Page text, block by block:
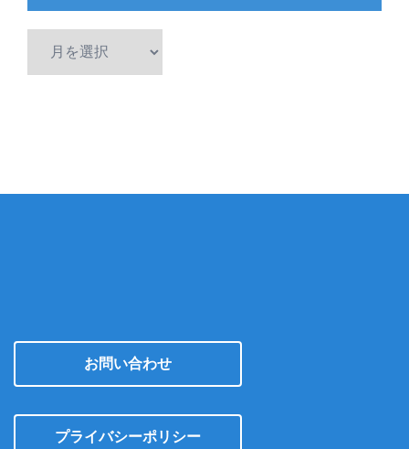
お問い合わせ
プライバシーポリシー